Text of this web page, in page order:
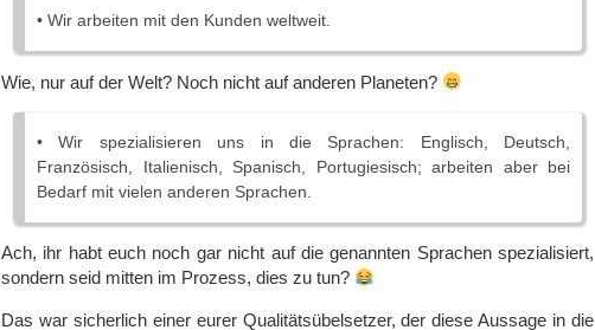
• Wir arbeiten mit den Kunden weltweit.
Wie, nur auf der Welt? Noch nicht auf anderen Planeten?
• Wir spezialisieren uns in die Sprachen: Englisch, Deutsch,
Französisch, Italienisch, Spanisch, Portugiesisch; arbeiten aber bei
Bedarf mit vielen anderen Sprachen.
Ach, ihr habt euch noch gar nicht auf die genannten Sprachen spezialisiert,
sondern seid mitten im Prozess, dies zu tun?
Das war sicherlich einer eurer Qualitätsübelsetzer, der diese Aussage in die